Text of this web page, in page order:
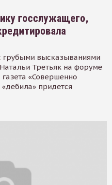
госслужащего,
грубыми высказываниями
Третьяк на форуме
«Совершенно
придется